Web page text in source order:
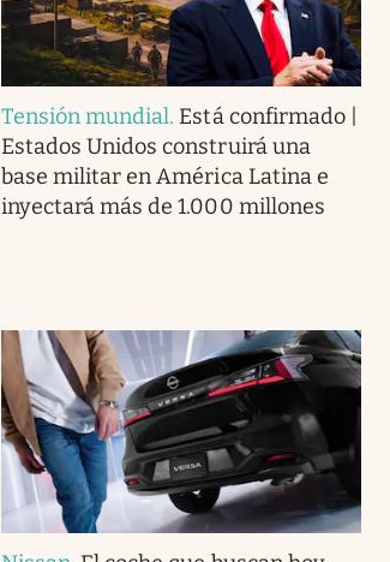
Tensión mundial. Está confirmado |
Estados Unidos construirá una
base militar en América Latina e
inyectará más de 1.000 millones